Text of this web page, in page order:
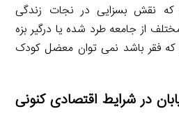
که نقش بسزایی در نجات زندگی
از جامعه طرد شده یا درگیر بزه
که فقر باشد نمی توان معضل کودک
در شرایط اقتصادی کنونی